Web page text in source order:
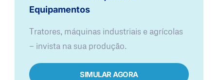
Equipamentos
Tratores, máquinas industriais e agrícolas
— invista na sua produção.
SIMULAR AGORA